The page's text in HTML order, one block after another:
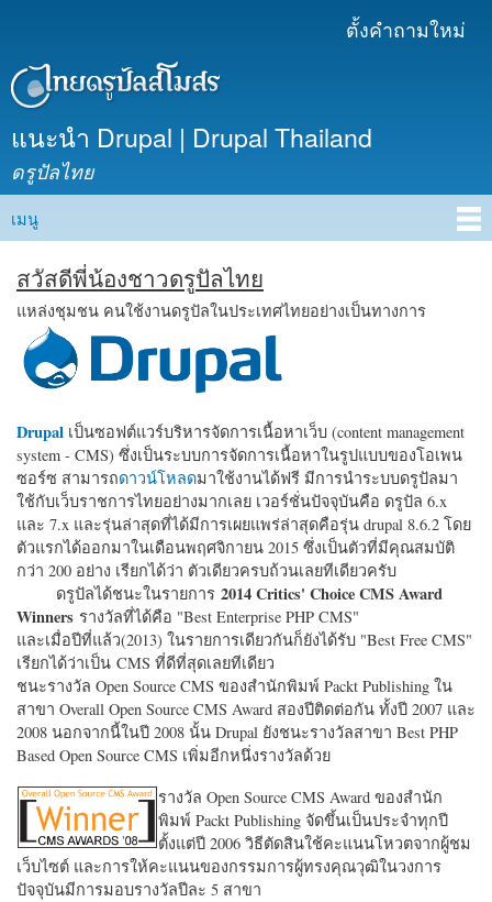
เนื้อหา
ตั้งคำถามใหม่
แนะนำ Drupal | Drupal Thailand
ดรูปัลไทย
Main menu
เมนู
สวัสดีพี่น้องชาวดรูปัลไทย
แหล่งชุมชน คนใช้งานดรูปัลในประเทศไทยอย่างเป็นทางการ
Drupal เป็นซอฟต์แวร์บริหารจัดการเนื้อหาเว็บ (content management
system - CMS) ซึ่งเป็นระบบการจัดการเนื้อหาในรูปแบบของโอเพน
ซอร์ซ สามารถดาวน์โหลดมาใช้งานได้ฟรี มีการนำระบบดรูปัลมา
ใช้กับเว็บราชการไทยอย่างมากเลย เวอร์ชั่นปัจจุบันคือ ดรูปัล 6.x
และ 7.x และรุ่นล่าสุดที่ได้มีการเผยแพร่ล่าสุดคือรุ่น drupal 8.6.2 โดย
ตัวแรกได้ออกมาในเดือนพฤศจิกายน 2015 ซึ่งเป็นตัวที่มีคุณสมบัติ
กว่า 200 อย่าง เรียกได้ว่า ตัวเดียวครบถ้วนเลยทีเดียวครับ
ดรูปัลได้ชนะในรายการ 2014 Critics' Choice CMS Award
Winners รางวัลที่ได้คือ "Best Enterprise PHP CMS"
และเมื่อปีที่แล้ว(2013) ในรายการเดียวกันก็ยังได้รับ "Best Free CMS"
เรียกได้ว่าเป็น CMS ที่ดีที่สุดเลยทีเดียว
ชนะรางวัล Open Source CMS ของสำนักพิมพ์ Packt Publishing ใน
สาขา Overall Open Source CMS Award สองปีติดต่อกัน ทั้งปี 2007 และ
2008 นอกจากนี้ในปี 2008 นั้น Drupal ยังชนะรางวัลสาขา Best PHP
Based Open Source CMS เพิ่มอีกหนึ่งรางวัลด้วย
รางวัล Open Source CMS Award ของสำนัก
พิมพ์ Packt Publishing จัดขึ้นเป็นประจำทุกปี
ตั้งแต่ปี 2006 วิธีตัดสินใช้คะแนนโหวตจากผู้ชม
เว็บไซต์ และการให้คะแนนของกรรมการผู้ทรงคุณวุฒิในวงการ
ปัจจุบันมีการมอบรางวัลปีละ 5 สาขา